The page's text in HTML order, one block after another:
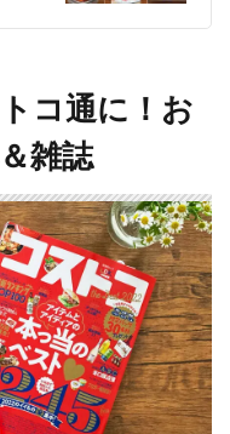
コ通に！お
雑誌